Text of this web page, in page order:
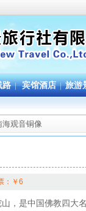
路 | 宾馆酒店 | 旅游
海观音铜像
：￥6
山，是中国佛教四大